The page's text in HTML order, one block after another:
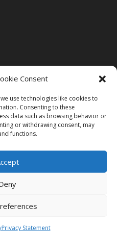
Consent
use technologies like cookies to
Consenting to these
data such as browsing behavior or
or withdrawing consent, may
functions.
Privacy Statement
- All Rights Reserved